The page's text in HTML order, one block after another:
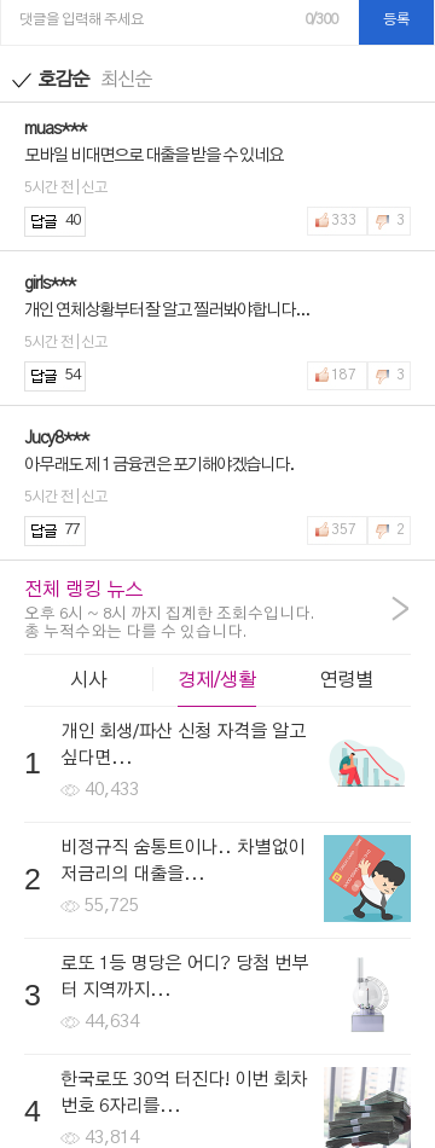
댓글을 입력해 주세요 0/300 등록
호감순 최신순
muas***
모바일 비대면으로 대출을 받을 수 있네요
5시간 전 | 신고
40 333 3
girls***
개인 연체상황부터 잘 알고 찔러봐야합니다...
5시간 전 | 신고
54 187 3
Jucy8***
아무래도 제 1 금융권은 포기해야겠습니다.
5시간 전 | 신고
77 357 2
전체 랭킹 뉴스
오후 6시 ~ 8시 까지 집계한 조회수입니다.
총 누적수와는 다를 수 있습니다.
>
시사 경제/생활 연령별
1
개인 회생/파산 신청 자격을 알고
싶다면...
40,433
2
비정규직 숨통트이나.. 차별없이
저금리의 대출을...
55,725
3
로또 1등 명당은 어디? 당첨 번부
터 지역까지...
44,634
4
한국로또 30억 터진다! 이번 회차
번호 6자리를...
43,814